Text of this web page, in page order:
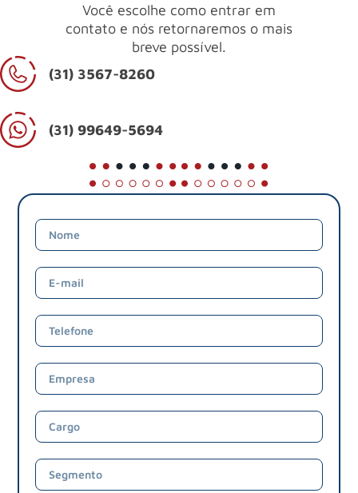
Você escolhe como entrar em
contato e nós retornaremos o mais
breve possível.
(31) 3567-8260
(31) 99649-5694